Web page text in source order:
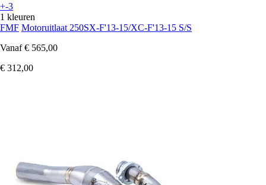
+-3
1 kleuren
FMF Motoruitlaat 250SX-F'13-15/XC-F'13-15 S/S
Vanaf € 565,00
€ 312,00